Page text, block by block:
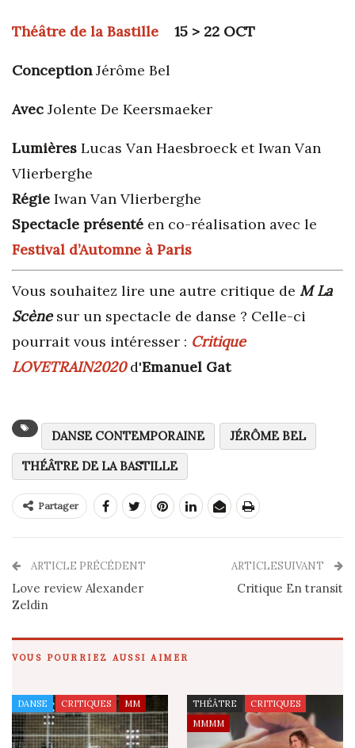
Théâtre de la Bastille 15 > 22 OCT
ConceptionJérôme Bel
Avec Jolente De Keersmaeker
Lumières Lucas Van Haesbroeck et Iwan Van
Vlierberghe
Régie Iwan Van Vlierberghe
Spectacle présenté en co-réalisation avec le
Festival d’Automne à Paris
Vous souhaitez lire une autre critique de M La
Scènesur un spectacle de danse ? Celle-ci
pourrait vous intéresser : Critique
LOVETRAIN2020d'Emanuel Gat
DANSE CONTEMPORAINE
JÉRÔME BEL
THÉÂTRE DE LA BASTILLE
Partager
ARTICLE PRÉCÉDENT
Love review Alexander
Zeldin
ARTICLESUIVANT
Critique En transit
VOUS POURRIEZ AUSSI AIMER
DANSE CRITIQUES MM THÉÂTRE
CRITIQUES
MMMM